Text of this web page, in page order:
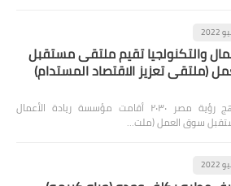
والتكنولجيا تقيم ملتقى مستقبل
(ملتقى تعزيز الاقتصاد المستدام)
✍️ سهيلة محي على نهج رؤية مصر ٢٠٣٠ أقامت مؤسسة ريادة الأعمال